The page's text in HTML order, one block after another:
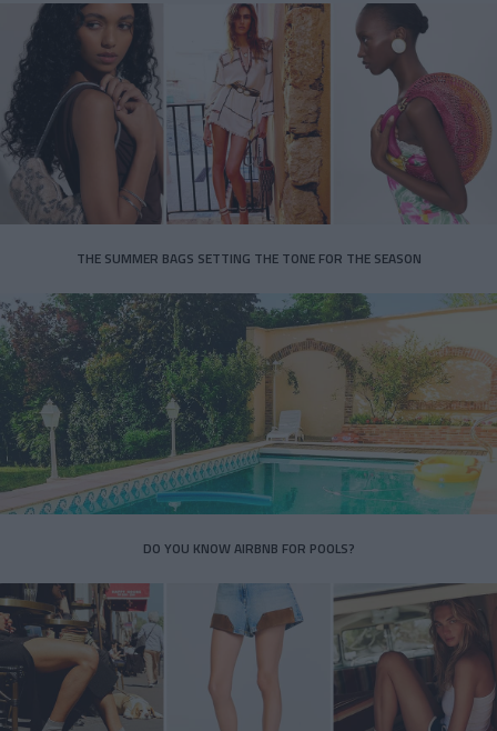
THE SUMMER BAGS SETTING THE TONE FOR THE SEASON
DO YOU KNOW AIRBNB FOR POOLS?